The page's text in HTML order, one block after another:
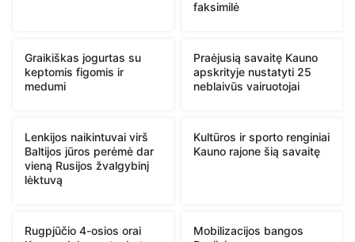
faksimilė
Graikiškas jogurtas su
keptomis figomis ir
medumi
Praėjusią savaitę Kauno
apskrityje nustatyti 25
neblaivūs vairuotojai
Lenkijos naikintuvai virš
Baltijos jūros perėmė dar
vieną Rusijos žvalgybinį
lėktuvą
Kultūros ir sporto renginiai
Kauno rajone šią savaitę
Rugpjūčio 4-osios orai
Mobilizacijos bangos